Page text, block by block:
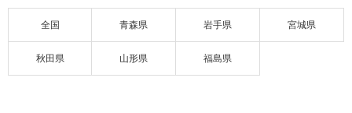
全国 青森県 岩手県 宮城県
秋田県 山形県 福島県